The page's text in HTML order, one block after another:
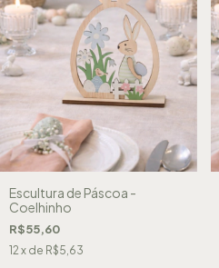
Escultura de Páscoa -
Coelhinho
R$55,60
12x de R$5,63